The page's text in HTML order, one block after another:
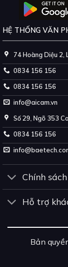
HỆ THỐNG VĂN
74 Hoàng Diệu 2,
0834 156 156
0834 156 156
info@aicam.vn
Số 29, Ngõ 353
0834 156 156
Chính sách
Hỗ trợ
Bản